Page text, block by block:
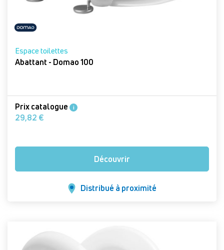
Espace toilettes
Abattant - Domao 100
Prix catalogue i
29,82 €
Découvrir
Distribué à proximité